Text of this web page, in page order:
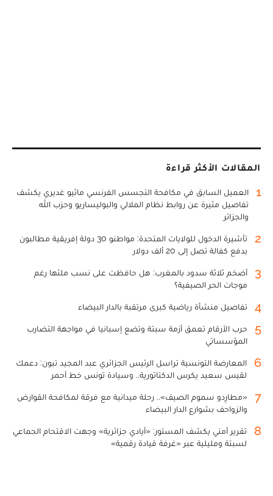
المقالات الأكثر قراءة
1
العميل السابق في مكافحة التجسس الفرنسي ماثيو غديري يكشف
تفاصيل مثيرة عن روابط نظام الملالي والبوليساريو وحزب الله
والجزائر
2
تأشيرة الدخول للولايات المتحدة: مواطنو 30 دولة إفريقية مطالبون
بدفع كفالة تصل إلى 20 ألف دولار
3
أضخم ثلاثة سدود بالمغرب: هل حافظت على نسب ملئها رغم
موجات الحر الصيفية؟
4 تفاصيل منشأة رياضية كبرى مرتقبة بالدار البيضاء
5
حرب الأرقام تعمق أزمة سبتة وتضع إسبانيا في مواجهة التضارب
المؤسساتي
6
المعارضة التونسية تراسل الرئيس الجزائري عبد المجيد تبون: دعمك
لقيس سعيد يكرس الدكتاتورية.. وسيادة تونس خط أحمر
7
«مطارِدو سموم الصيف».. رحلة ميدانية مع فرقة لمكافحة القوارض
والزواحف بشوارع الدار البيضاء
8
تقرير أمني يكشف المستور: «أيادي جزائرية» وجهت الاقتحام الجماعي
لسبتة ومليلية عبر «غرفة قيادة رقمية»